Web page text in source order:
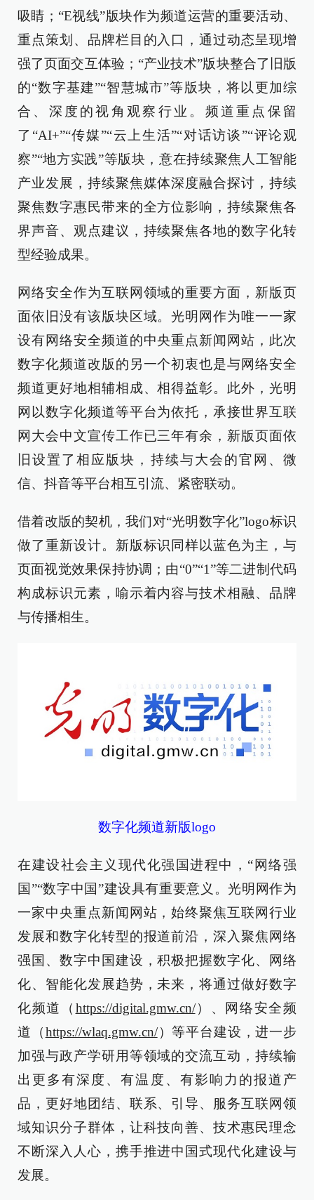
吸睛；“E视线”版块作为频道运营的重要活动、
重点策划、品牌栏目的入口，通过动态呈现增
强了页面交互体验；“产业技术”版块整合了旧版
的“数字基建”“智慧城市”等版块，将以更加综
合、深度的视角观察行业。频道重点保留
了“AI+”“传媒”“云上生活”“对话访谈”“评论观
察”“地方实践”等版块，意在持续聚焦人工智能
产业发展，持续聚焦媒体深度融合探讨，持续
聚焦数字惠民带来的全方位影响，持续聚焦各
界声音、观点建议，持续聚焦各地的数字化转
型经验成果。
网络安全作为互联网领域的重要方面，新版页
面依旧没有该版块区域。光明网作为唯一一家
设有网络安全频道的中央重点新闻网站，此次
数字化频道改版的另一个初衷也是与网络安全
频道更好地相辅相成、相得益彰。此外，光明
网以数字化频道等平台为依托，承接世界互联
网大会中文宣传工作已三年有余，新版页面依
旧设置了相应版块，持续与大会的官网、微
信、抖音等平台相互引流、紧密联动。
借着改版的契机，我们对“光明数字化”logo标识
做了重新设计。新版标识同样以蓝色为主，与
页面视觉效果保持协调；由“0”“1”等二进制代码
构成标识元素，喻示着内容与技术相融、品牌
与传播相生。
数字化频道新版logo
在建设社会主义现代化强国进程中，“网络强
国”“数字中国”建设具有重要意义。光明网作为
一家中央重点新闻网站，始终聚焦互联网行业
发展和数字化转型的报道前沿，深入聚焦网络
强国、数字中国建设，积极把握数字化、网络
化、智能化发展趋势，未来，将通过做好数字
化频道（ https://digital.gmw.cn/）、网络安全频
道（https://wlaq.gmw.cn/）等平台建设，进一步
加强与政产学研用等领域的交流互动，持续输
出更多有深度、有温度、有影响力的报道产
品，更好地团结、联系、引导、服务互联网领
域知识分子群体，让科技向善、技术惠民理念
不断深入人心，携手推进中国式现代化建设与
发展。